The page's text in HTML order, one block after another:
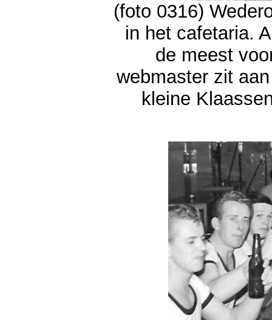
(foto 0316)
in het cafetaria.
de meest
webmaster zit
kleine